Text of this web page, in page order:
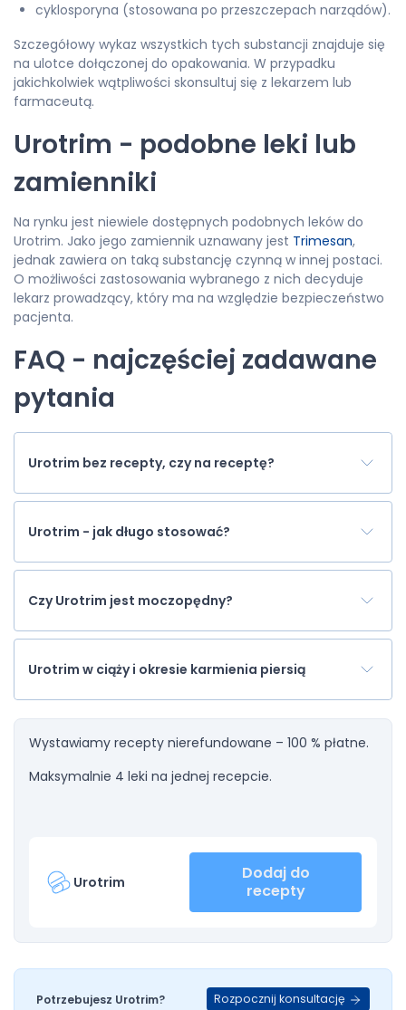
cyklosporyna (stosowana po przeszczepach narządów).
Szczegółowy wykaz wszystkich tych substancji znajduje się
na ulotce dołączonej do opakowania. W przypadku
jakichkolwiek wątpliwości skonsultuj się z lekarzem lub
farmaceutą.
Urotrim - podobne leki lub
zamienniki
Na rynku jest niewiele dostępnych podobnych leków do
Urotrim. Jako jego zamiennik uznawany jest Trimesan,
jednak zawiera on taką substancję czynną w innej postaci.
O możliwości zastosowania wybranego z nich decyduje
lekarz prowadzący, który ma na względzie bezpieczeństwo
pacjenta.
FAQ - najczęściej zadawane
pytania
Urotrim bez recepty, czy na receptę?
Urotrim - jak długo stosować?
Czy Urotrim jest moczopędny?
Urotrim w ciąży i okresie karmienia piersią
Wystawiamy recepty nierefundowane – 100 % płatne.
Maksymalnie 4 leki na jednej recepcie.
Urotrim
Dodaj do
recepty
Potrzebujesz Urotrim? Rozpocznij konsultację